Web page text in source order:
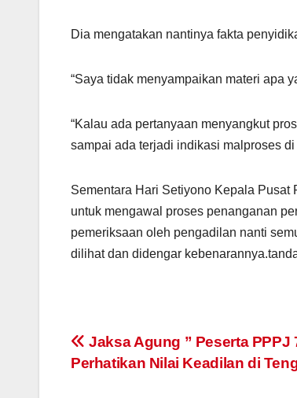
Dia mengatakan nantinya fakta
“Saya tidak menyampaikan materi apa
“Kalau ada pertanyaan menyangkut
sampai ada terjadi indikasi malproses
Sementara Hari Setiyono Kepala
untuk mengawal proses penanganan
pemeriksaan oleh pengadilan nanti
dilihat dan didengar
Post
Jaksa Agung ” Peserta PPPJ
Perhatikan Nilai Keadilan di